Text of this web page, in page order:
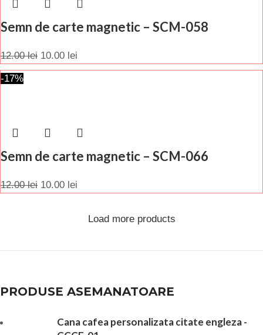
Semn de carte magnetic – SCM-058
12.00lei 10.00 lei
-17%
Semn de carte magnetic – SCM-066
12.00lei 10.00 lei
Load more products
PRODUSE ASEMANATOARE
Cana cafea personalizata citate engleza -